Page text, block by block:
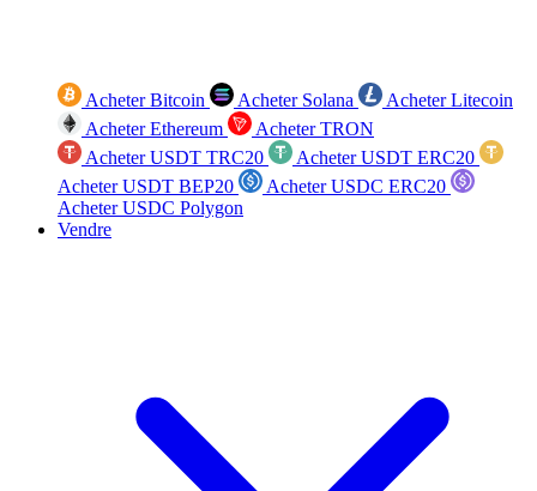
Acheter Bitcoin Acheter Solana
Acheter Litecoin
Acheter Ethereum
Acheter TRON
Acheter USDT TRC20
Acheter USDT ERC20
Acheter USDT BEP20
Acheter USDC ERC20
Acheter USDC Polygon
Vendre